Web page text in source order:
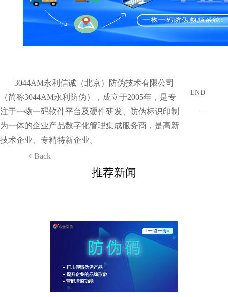
3044AM永利信诚（北京）防伪技术有限公司
（简称3044AM永利防伪），成立于2005年，是专
注于一物一码软件平台及硬件研发、防伪标识印制
为一体的企业产品数字化管理集成服务商，是高新
技术企业、专精特新企业。
Back
- END
-
推荐新闻